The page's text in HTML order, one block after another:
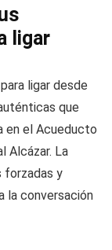
ligar
ligar desde
que
en el Acueducto
Alcázar. La
forzadas y
la conversación